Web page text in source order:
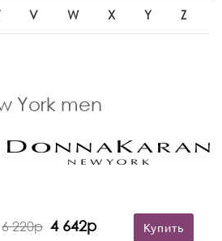
V W X Y Z
York men
6 220р 4 642р Купить